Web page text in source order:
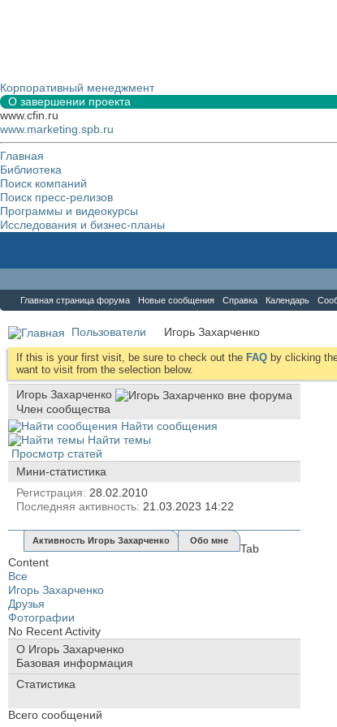
Корпоративный менеджмент
О завершении проекта
www.cfin.ru
www.marketing.spb.ru
Главная
Библиотека
Поиск компаний
Поиск пресс-релизов
Программы и видеокурсы
Исследования и бизнес-планы
Главная страница форума Новые сообщения Справка Календарь
Пользователи Игорь Захарченко
If this is your first visit, be sure to check out the FAQ by clicking
want to visit from the selection below.
Игорь Захарченко
Член сообщества
Найти сообщения
Найти темы
Просмотр статей
Мини-статистика
Регистрация
28.02.2010
Последняя активность 21.03.2023 14:22
Активность Игорь Захарченко Обо мне
Tab
Content
Все
Игорь Захарченко
Друзья
Фотографии
No Recent Activity
О Игорь Захарченко
Базовая информация
Статистика
Всего сообщений